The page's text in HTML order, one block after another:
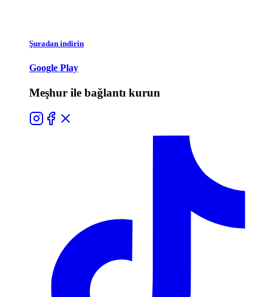
Şuradan indirin
Google Play
Meşhur ile bağlantı kurun